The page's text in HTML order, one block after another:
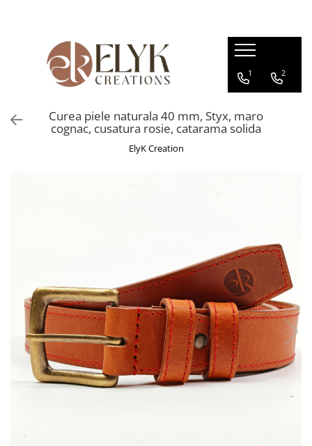
Pentru BARBATI
Portofele barbati
Pentru FEMEI
Genti femei
Rucsacuri femei
1 2
Curea piele naturala 40 mm, Styx, maro
cognac, cusatura rosie, catarama solida
ElyK Creation